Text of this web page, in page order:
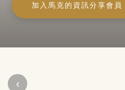
加入馬克的資訊分享會員
‹